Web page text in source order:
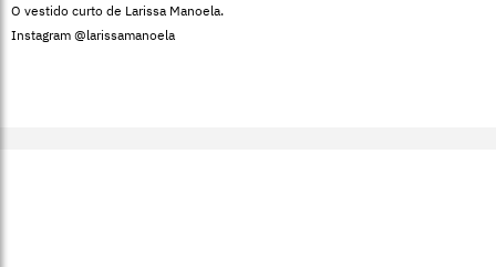
O vestido curto de Larissa Manoela.
Instagram @larissamanoela